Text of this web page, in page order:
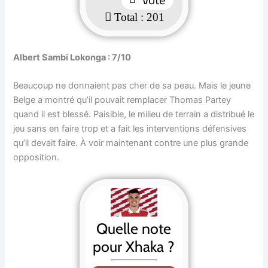
: 201
Albert Sambi Lokonga : 7/10
Beaucoup ne donnaient pas cher de sa peau. Mais le jeune
Belge a montré qu’il pouvait remplacer Thomas Partey
quand il est blessé. Paisible, le milieu de terrain a distribué le
jeu sans en faire trop et a fait les interventions défensives
qu’il devait faire. À voir maintenant contre une plus grande
opposition.
Quelle note
pour Xhaka ?